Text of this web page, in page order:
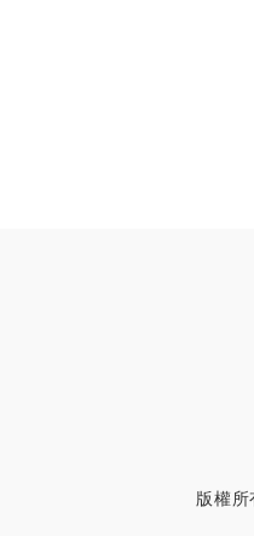
版權